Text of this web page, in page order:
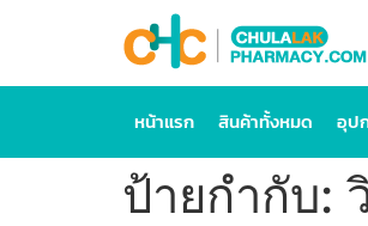
หน้าแรก สินค้าทั้งหมด อุป
ป้ายกำกับ: